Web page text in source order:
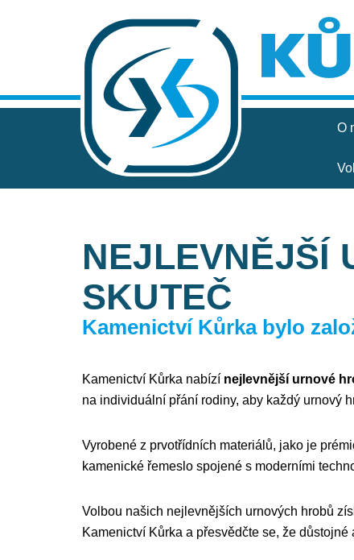
O
NEJLEVNĚJŠÍ
SKUTEČ
Kamenictví Kůrka bylo
Kamenictví Kůrka nabízí nejlevnější urnové
na individuální přání rodiny, aby každý urnový
Vyrobené z prvotřídních materiálů, jako je
kamenické řemeslo spojené s moderními
Volbou našich nejlevnějších urnových hrobů
Kamenictví Kůrka a přesvědčte se, že